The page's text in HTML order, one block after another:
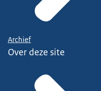
Archief
Over deze site